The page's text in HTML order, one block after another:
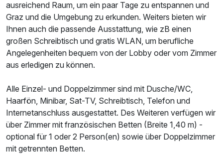
Zusatznächte
Für 4 Tage p.P. ab184,00 €
Einzelzimmer
1 Erwachsenen
ausreichend Raum, um ein paar Tage zu entspannen und
Graz und die Umgebung zu erkunden. Weiters bieten wir
Ihnen auch die passende Ausstattung, wie zB einen
großen Schreibtisch und gratis WLAN, um berufliche
Angelegenheiten bequem von der Lobby oder vom Zimmer
aus erledigen zu können.
Alle Einzel- und Doppelzimmer sind mit Dusche/WC,
Haarfön, Minibar, Sat-TV, Schreibtisch, Telefon und
Internetanschluss ausgestattet. Des Weiteren verfügen wir
über Zimmer mit französischen Betten (Breite 1,40 m) -
optional für 1 oder 2 Person(en) sowie über Doppelzimmer
mit getrennten Betten.